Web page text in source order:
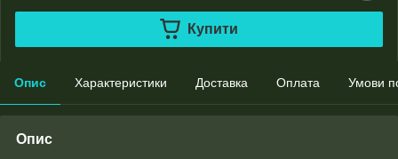
Купити
Опис Характеристики Доставка Оплата Умови
Опис